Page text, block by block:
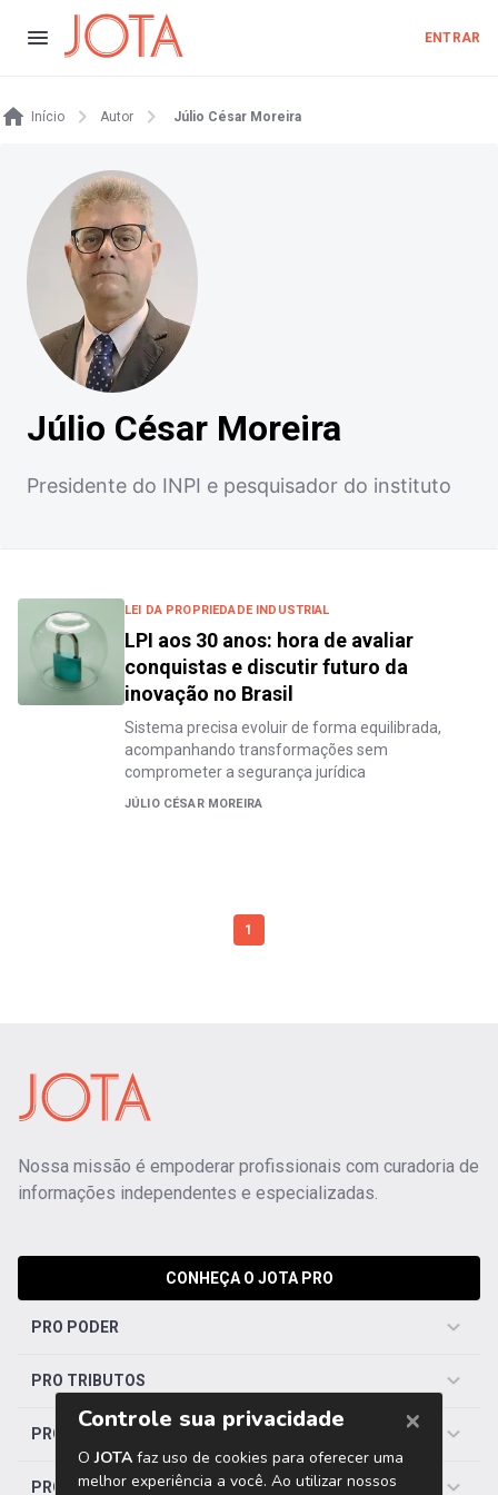
ENTRAR
Início Autor Júlio César Moreira
Júlio César Moreira
Presidente do INPI e pesquisador do instituto
LEI DA PROPRIEDADE INDUSTRIAL
LPI aos 30 anos: hora de avaliar
conquistas e discutir futuro da
inovação no Brasil
Sistema precisa evoluir de forma equilibrada,
acompanhando transformações sem
comprometer a segurança jurídica
JÚLIO CÉSAR MOREIRA
1
Nossa missão é empoderar profissionais com curadoria de
informações independentes e especializadas.
CONHEÇA O JOTA PRO
PRO PODER
PRO TRIBUTOS
PRO TRABALHISTA
PRO SAÚDE